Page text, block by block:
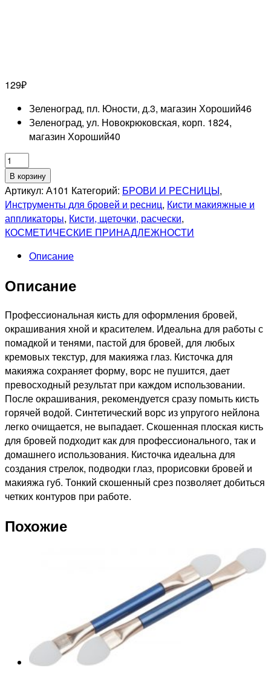
129₽
Зеленоград, пл. Юности, д.3, магазин Хороший46
Зеленоград, ул. Новокрюковская, корп. 1824,
магазин Хороший40
Количество
товара
Кисть
для
окрашивания
бровей
В корзину
Артикул: А101 Категорий: БРОВИ И РЕСНИЦЫ,
Инструменты для бровей и ресниц, Кисти макияжные и
аппликаторы, Кисти, щеточки, расчески,
КОСМЕТИЧЕСКИЕ ПРИНАДЛЕЖНОСТИ
Описание
Описание
Профессиональная кисть для оформления бровей,
окрашивания хной и красителем. Идеальна для работы с
помадкой и тенями, пастой для бровей, для любых
кремовых текстур, для макияжа глаз. Кисточка для
макияжа сохраняет форму, ворс не пушится, дает
превосходный результат при каждом использовании.
После окрашивания, рекомендуется сразу помыть кисть
горячей водой. Синтетический ворс из упругого нейлона
легко очищается, не выпадает. Скошенная плоская кисть
для бровей подходит как для профессионального, так и
домашнего использования. Кисточка идеальна для
создания стрелок, подводки глаз, прорисовки бровей и
макияжа губ. Тонкий скошенный срез позволяет добиться
четких контуров при работе.
Похожие